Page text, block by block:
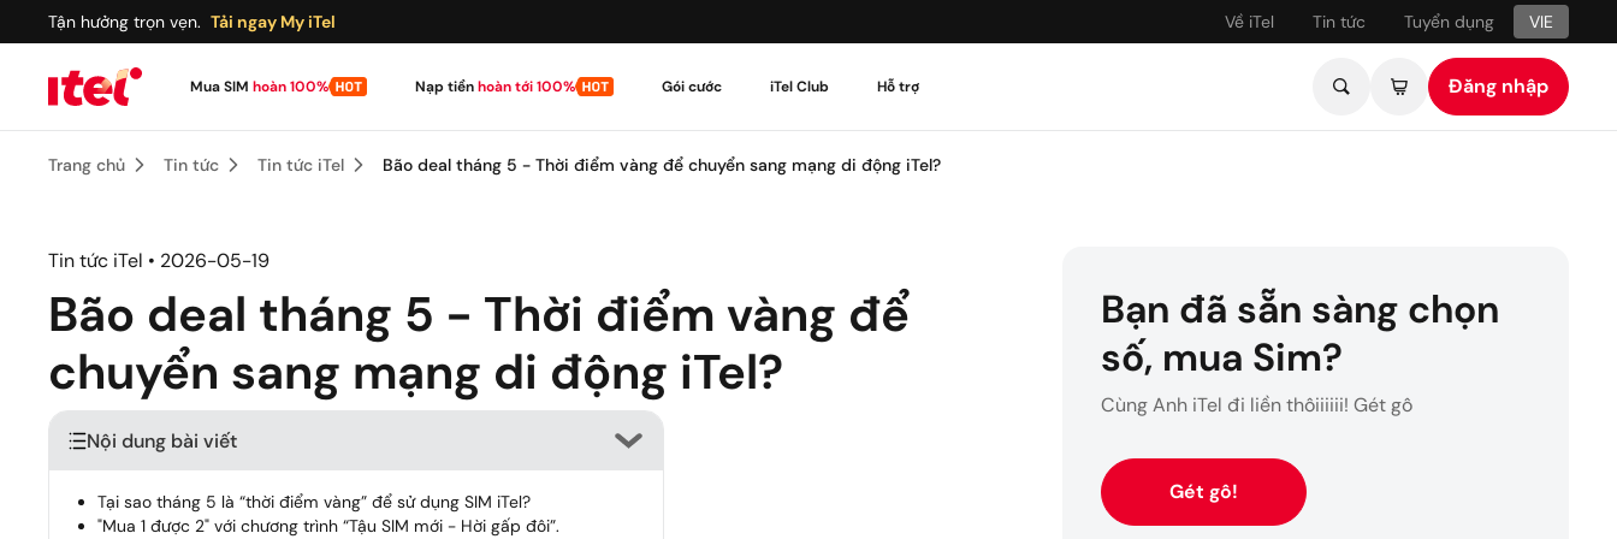
Tận hưởng trọn vẹn. Tải ngay My iTel Về iTel Tin tức Tuyển dụng VIE
VIE - Tiếng Việt
Mua SIM hoàn 100%
Chọn số - Mua SIM
SIM chọn số SIÊU HOT
Nạp tiềnhoàn tới 100% Gói cước iTel Club Hỗ trợ
Theo dõi đơn hàng
Tải ứng dụng My iTel
Mở My iTel - Một chạm vạn tiện ích
Đăng nhập
Trang chủ Tin tức Tin tức iTel Bão deal tháng 5 - Thời điểm vàng để chuyển sang mạng di động iTel?
Tin tức iTel • 2026-05-19
Bão deal tháng 5 - Thời điểm vàng để
chuyển sang mạng di động iTel?
Nội dung bài viết
Tại sao tháng 5 là “thời điểm vàng” để sử dụng SIM iTel?
"Mua 1 được 2" với chương trình “Tậu SIM mới - Hời gấp đôi”.
Bạn đã sẵn sàng chọn
số, mua Sim?
Cùng Anh iTel đi liền thôiiiiii! Gét gô
Gét gô!